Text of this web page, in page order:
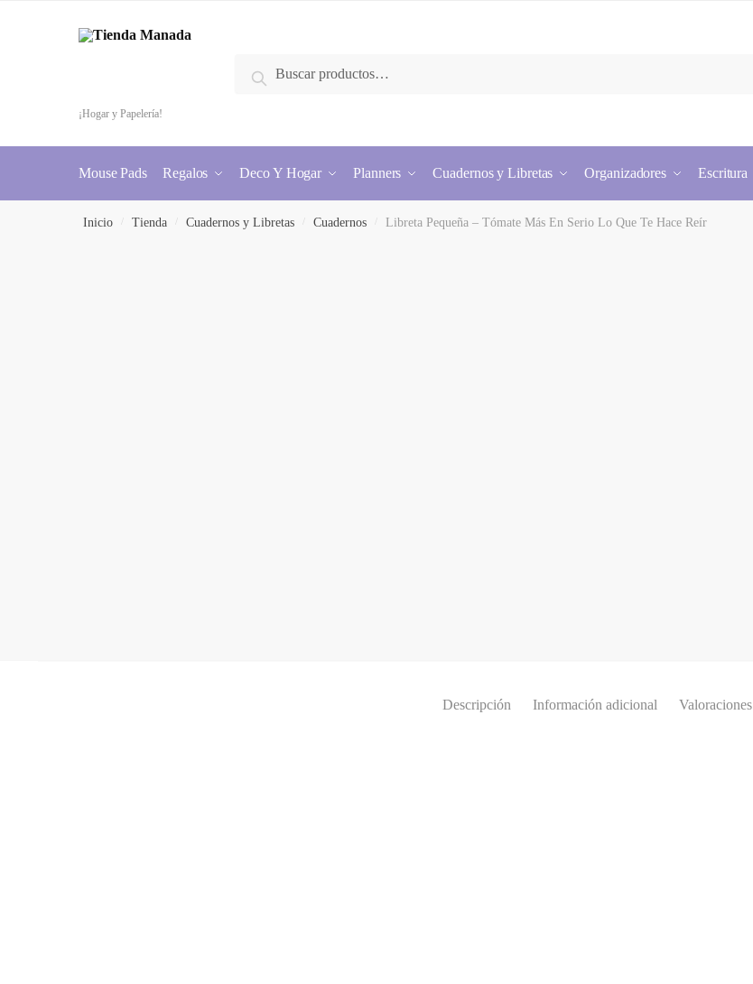
¡Hogar y Papelería!
Buscar
Mouse Pads Regalos Deco Y Hogar Planners Cuadernos y Libretas Organizadores Escritura
Inicio Tienda Cuadernos y Libretas Cuadernos Libreta Pequeña – Tómate Más En Serio Lo Que Te Hace Reír
Descripción Información adicional Valoraciones